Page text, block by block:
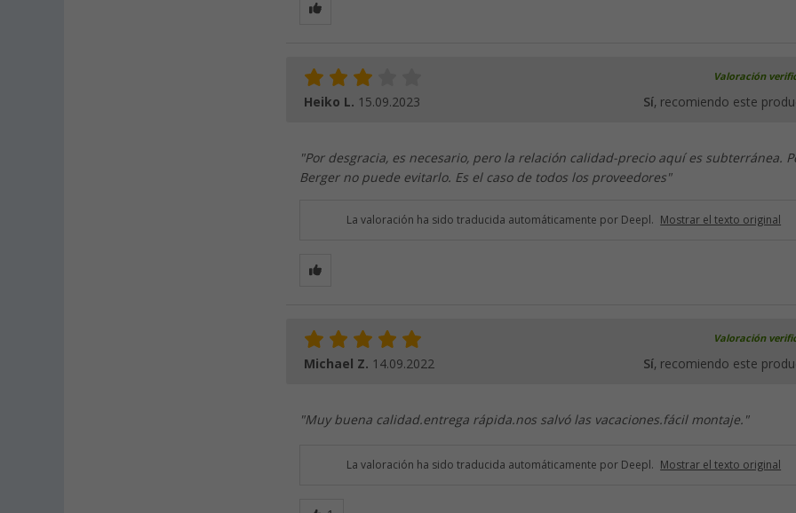
Valoración
Heiko L. 15.09.2023 Sí, recomiendo este
"Por desgracia, es necesario, pero la relación calidad-precio aquí es subterránea.
Berger no puede evitarlo. Es el caso de todos los proveedores"
La valoración ha sido traducida automáticamente por Deepl. Mostrar el texto original
Valoración
Michael Z. 14.09.2022 Sí, recomiendo este
"Muy buena calidad.entrega rápida.nos salvó las vacaciones.fácil montaje."
La valoración ha sido traducida automáticamente por Deepl. Mostrar el texto original